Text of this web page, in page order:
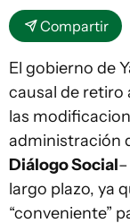
Compartir
El gobierno de
causal de retiro
las
administración
Diálogo Social
largo plazo, ya
“conveniente”